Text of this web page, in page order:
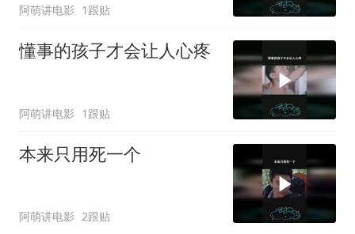
阿萌讲电影 1跟贴
懂事的孩子才会让人心疼
阿萌讲电影 1跟贴
本来只用死一个
阿萌讲电影 2跟贴